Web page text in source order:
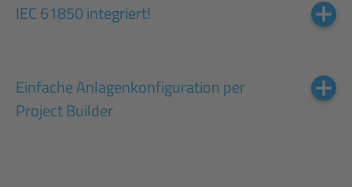
IEC 61850 integriert!
Einfache Anlagenkonfiguration per
Project Builder